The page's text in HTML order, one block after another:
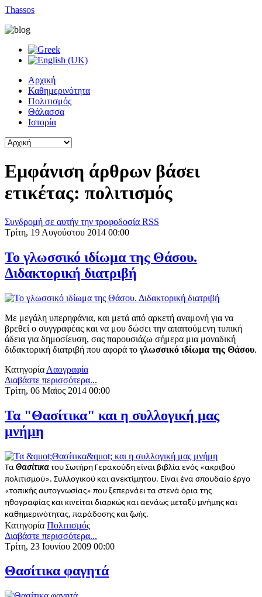
Thassos
Αρχική
Καθημερινότητα
Πολιτισμός
Θάλασσα
Ιστορία
Εμφάνιση άρθρων βάσει
ετικέτας: πολιτισμός
Συνδρομή σε αυτήν την τροφοδοσία RSS
Τρίτη, 19 Αυγούστου 2014 00:00
Το γλωσσικό ιδίωμα της Θάσου.
Διδακτορική διατριβή
Με μεγάλη υπερηφάνια, και μετά από αρκετή αναμονή για να
βρεθεί ο συγγραφέας και να μου δώσει την απαιτούμενη τυπική
άδεια για δημοσίευση, σας παρουσιάζω σήμερα μια μοναδική
διδακτορική διατριβή που αφορά το γλωσσικό ιδίωμα της Θάσου.
Κατηγορία Λαογραφία
Διαβάστε περισσότερα...
Τρίτη, 06 Μαϊος 2014 00:00
Τα "Θασίτικα" και η συλλογική μας
μνήμη
Τα Θασίτικατου Σωτήρη Γερακούδη είναι βιβλία ενός «ακριβού
πολιτισμού». Συλλογικού και ανεκτίμητου. Είναι ένα σπουδαίο έργο
«τοπικής αυτογνωσίας» που ξεπερνάει τα στενά όρια της
ηθογραφίας και κινείται διαρκώς και αενάως μεταξύ μνήμης και
καθημερινότητας, παράδοσης και ζωής.
Κατηγορία Πολιτισμός
Διαβάστε περισσότερα...
Τρίτη, 23 Ιουνίου 2009 00:00
Θασίτικα φαγητά